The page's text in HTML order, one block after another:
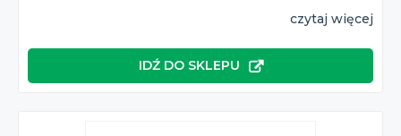
czytaj więcej
IDŹ DO SKLEPU